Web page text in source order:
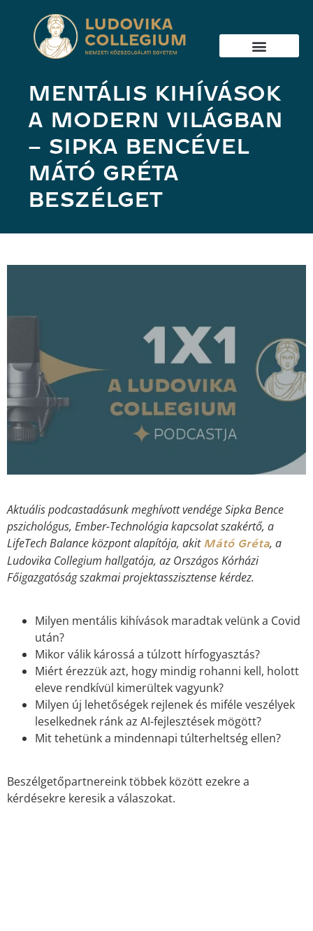
MENTÁLIS KIHÍVÁSOK
A MODERN VILÁGBAN
– SIPKA BENCÉVEL
MÁTÓ GRÉTA
BESZÉLGET
Aktuális podcastadásunk meghívott vendége Sipka Bence
pszichológus, Ember-Technológia kapcsolat szakértő, a
LifeTech Balance központ alapítója, akit Mátó Gréta, a
Ludovika Collegium hallgatója, az Országos Kórházi
Főigazgatóság szakmai projektasszisztense kérdez.
Milyen mentális kihívások maradtak velünk a Covid
után?
Mikor válik károssá a túlzott hírfogyasztás?
Miért érezzük azt, hogy mindig rohanni kell, holott
eleve rendkívül kimerültek vagyunk?
Milyen új lehetőségek rejlenek és miféle veszélyek
leselkednek ránk az AI-fejlesztések mögött?
Mit tehetünk a mindennapi túlterheltség ellen?
Beszélgetőpartnereink többek között ezekre a
kérdésekre keresik a válaszokat.